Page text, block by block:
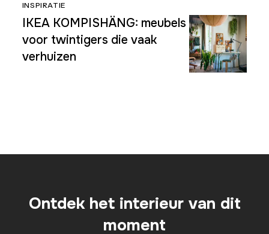
INSPIRATIE
IKEA KOMPISHÄNG: meubels
voor twintigers die vaak
verhuizen
Ontdek het interieur van dit
moment